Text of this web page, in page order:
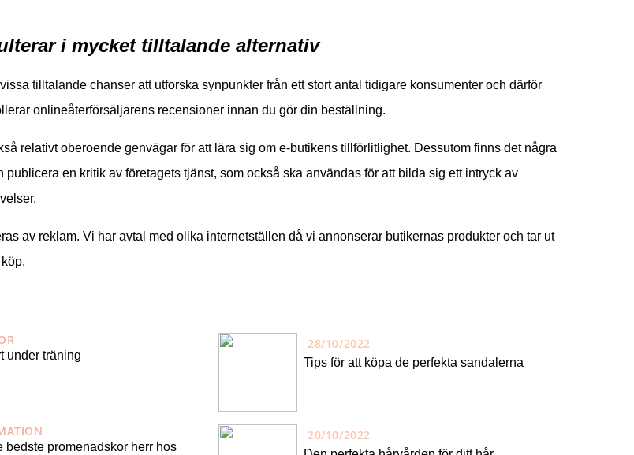
i mycket tilltalande alternativ
tilltalande chanser att utforska synpunkter från ett stort antal tidigare konsumenter och därför
onlineåterförsäljarens recensioner innan du gör din beställning.
relativt oberoende genvägar för att lära sig om e-butikens tillförlitlighet. Dessutom finns det några
publicera en kritik av företagets tjänst, som också ska användas för att bilda sig ett intryck av
av reklam. Vi har avtal med olika internetställen då vi annonserar butikernas produkter och tar ut
under träning
bedste promenadskor herr hos
28/10/2022
Tips för att köpa de perfekta sandalerna
20/10/2022